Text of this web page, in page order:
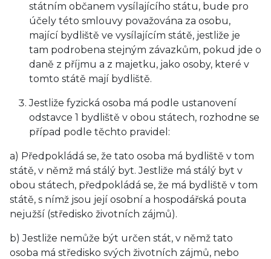
státním občanem vysílajícího státu, bude pro
účely této smlouvy považována za osobu,
mající bydliště ve vysílajícím státě, jestliže je
tam podrobena stejným závazkům, pokud jde o
daně z příjmu a z majetku, jako osoby, které v
tomto státě mají bydliště.
Jestliže fyzická osoba má podle ustanovení
odstavce 1 bydliště v obou státech, rozhodne se
případ podle těchto pravidel:
a) Předpokládá se, že tato osoba má bydliště v tom
státě, v němž má stálý byt. Jestliže má stálý byt v
obou státech, předpokládá se, že má bydliště v tom
státě, s nímž jsou její osobní a hospodářská pouta
nejužší (středisko životních zájmů).
b) Jestliže nemůže být určen stát, v němž tato
osoba má středisko svých životních zájmů, nebo